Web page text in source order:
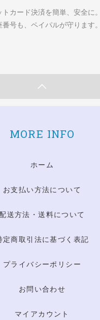
カード決済を簡単、安全に。
号も、ペイパルが守ります。
MORE INFO
ホーム
お支払い方法について
配送方法・送料について
定商取引法に基づく表記
プライバシーポリシー
お問い合わせ
マイアカウント